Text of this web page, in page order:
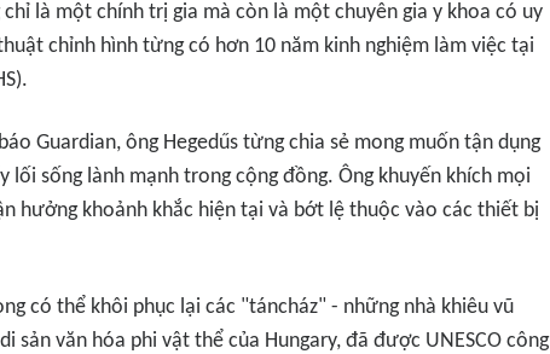
là một chính trị gia mà còn là một chuyên gia y khoa có uy
chỉnh hình từng có hơn 10 năm kinh nghiệm làm việc tại
Guardian, ông Hegedűs từng chia sẻ mong muốn tận dụng
lối sống lành mạnh trong cộng đồng. Ông khuyến khích mọi
hưởng khoảnh khắc hiện tại và bớt lệ thuộc vào các thiết bị
có thể khôi phục lại các "táncház" - những nhà khiêu vũ
sản văn hóa phi vật thể của Hungary, đã được UNESCO công